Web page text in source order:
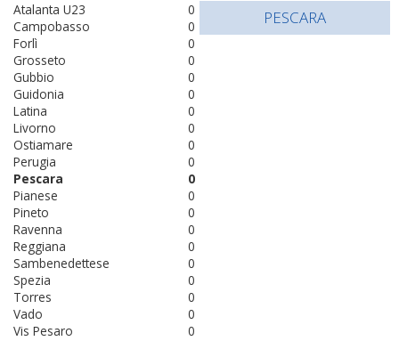
0
Atalanta U23
0
Campobasso
0
Forlì
0
Grosseto
0
Gubbio
0
Guidonia
0
Latina
0
Livorno
0
Ostiamare
0
Perugia
0
Pescara
0
Pianese
0
Pineto
0
Ravenna
0
Reggiana
0
Sambenedettese
0
Spezia
0
Torres
0
Vado
0
Vis Pesaro
PESCARA